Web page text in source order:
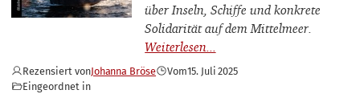
über Inseln, Schiffe und konkrete
Solidarität auf dem Mittelmeer.
Rezensiert vonJohanna Bröse Vom15. Juli 2025
Eingeordnet in